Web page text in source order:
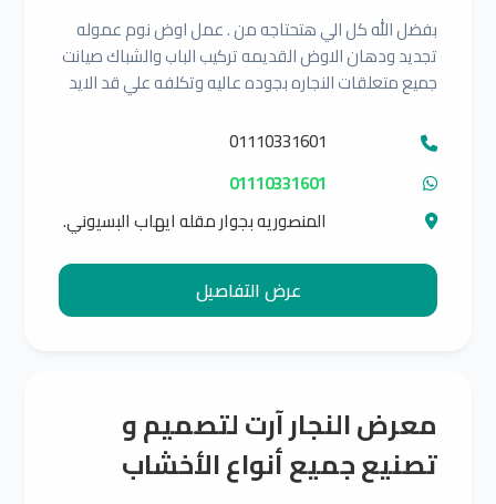
بفضل الله كل الي هتحتاجه من . عمل اوض نوم عموله
تجديد ودهان الاوض القديمه تركيب الباب والشباك صيانت
جميع متعلقات النجاره بجوده عاليه وتكلفه علي قد الايد
01110331601
01110331601
المنصوريه بجوار مقله ايهاب البسيوني.
عرض التفاصيل
معرض النجار آرت لتصميم و
تصنيع جميع أنواع الأخشاب